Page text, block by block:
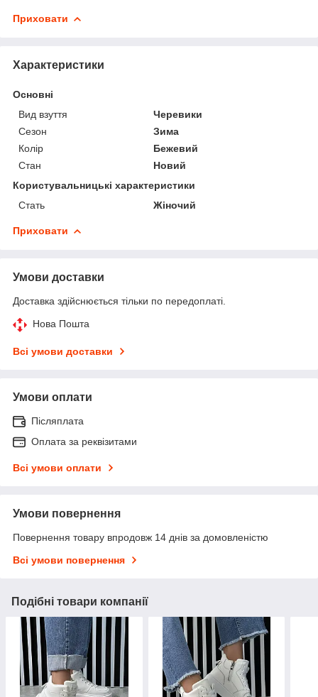
Приховати
Характеристики
Основні
Вид взуття
Черевики
Сезон
Зима
Колір
Бежевий
Стан
Новий
Користувальницькі характеристики
Стать
Жіночий
Приховати
Умови доставки
Доставка здійснюється тільки по передоплаті.
Нова Пошта
Всі умови доставки
Умови оплати
Післяплата
Оплата за реквізитами
Всі умови оплати
Умови повернення
Повернення товару впродовж 14 днів за домовленістю
Всі умови повернення
Подібні товари компанії